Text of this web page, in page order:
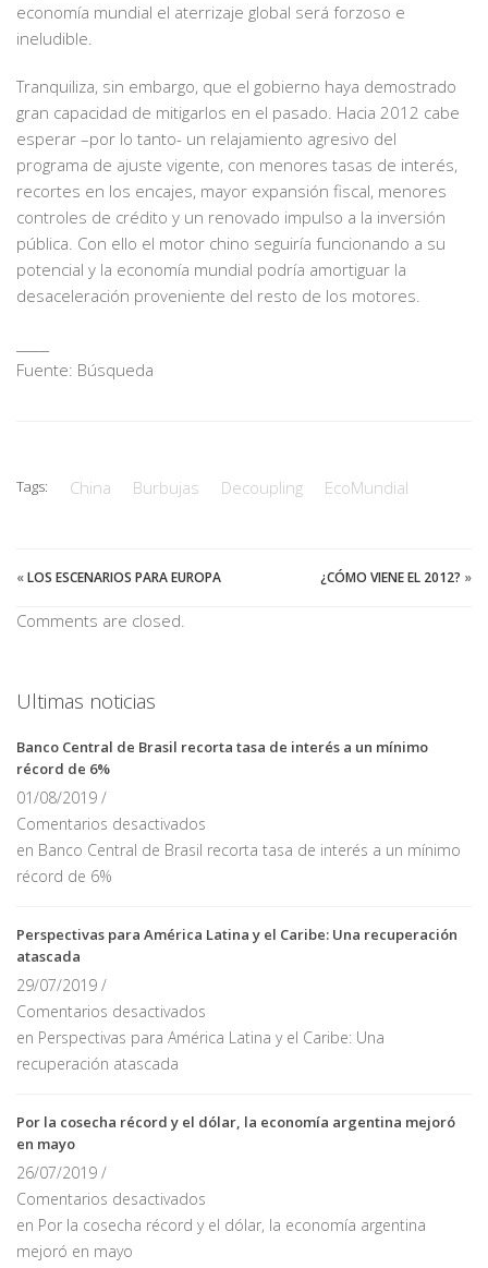
economía mundial el aterrizaje global será forzoso e
ineludible.
Tranquiliza, sin embargo, que el gobierno haya demostrado
gran capacidad de mitigarlos en el pasado. Hacia 2012 cabe
esperar –por lo tanto- un relajamiento agresivo del
programa de ajuste vigente, con menores tasas de interés,
recortes en los encajes, mayor expansión fiscal, menores
controles de crédito y un renovado impulso a la inversión
pública. Con ello el motor chino seguiría funcionando a su
potencial y la economía mundial podría amortiguar la
desaceleración proveniente del resto de los motores.
Fuente: Búsqueda
Tags: China Burbujas Decoupling EcoMundial
«LOS ESCENARIOS PARA EUROPA ¿CÓMO VIENE EL 2012? »
Comments are closed.
Ultimas noticias
Banco Central de Brasil recorta tasa de interés a un mínimo
récord de 6%
01/08/2019 /
Comentarios desactivados
en Banco Central de Brasil recorta tasa de interés a un mínimo
récord de 6%
Perspectivas para América Latina y el Caribe: Una recuperación
atascada
29/07/2019 /
Comentarios desactivados
en Perspectivas para América Latina y el Caribe: Una
recuperación atascada
Por la cosecha récord y el dólar, la economía argentina mejoró
en mayo
26/07/2019 /
Comentarios desactivados
en Por la cosecha récord y el dólar, la economía argentina
mejoró en mayo